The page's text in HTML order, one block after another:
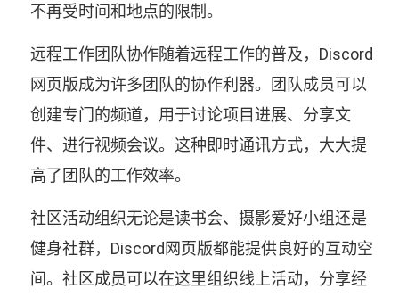
不再受时间和地点的限制。
远程工作团队协作随着远程工作的普及，Discord
网页版成为许多团队的协作利器。团队成员可以
创建专门的频道，用于讨论项目进展、分享文
件、进行视频会议。这种即时通讯方式，大大提
高了团队的工作效率。
社区活动组织无论是读书会、摄影爱好小组还是
健身社群，Discord网页版都能提供良好的互动空
间。社区成员可以在这里组织线上活动，分享经